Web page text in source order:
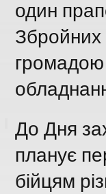
один
Збройних
До Дня
планує
бійцям